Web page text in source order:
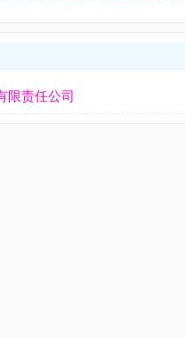
限责任公司